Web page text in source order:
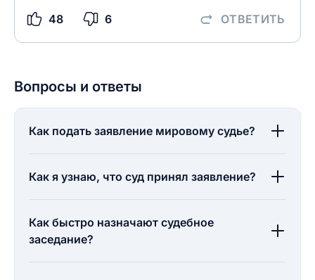
48 6 ОТВЕТИТЬ
ОСТАВИТЬ ОТЗЫВ
Вопросы и ответы
Как подать заявление мировому судье?
Как я узнаю, что суд принял заявление?
Как быстро назначают судебное
заседание?